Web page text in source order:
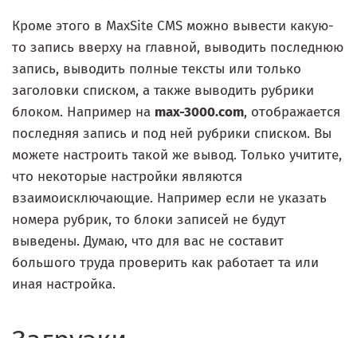
Кроме этого в MaxSite CMS можно вывести какую-
то запись вверху на главной, выводить последнюю
запись, выводить полные тексты или только
заголовки списком, а также выводить рубрики
блоком. Например на max-3000.com, отображается
последняя запись и под ней рубрики списком. Вы
можете настроить такой же вывод. Только учитите,
что некоторые настройки являются
взаимоисключающие. Например если не указать
номера рубрик, то блоки записей не будут
выведены. Думаю, что для вас не составит
большого труда проверить как работает та или
иная настройка.